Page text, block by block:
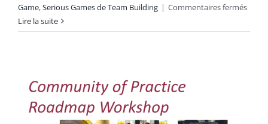
Game,Serious Games de Team Building | Commentaires ferméssur
Lire la suite